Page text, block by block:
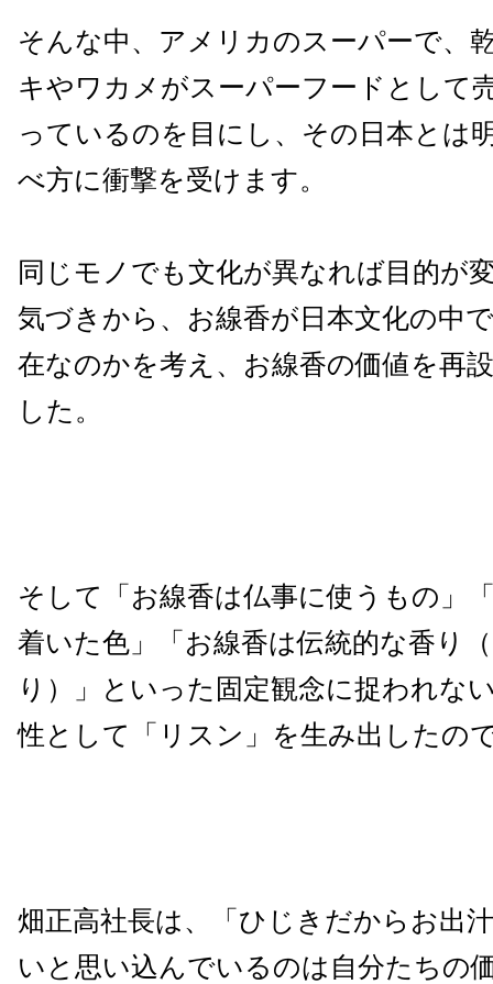
そんな中、アメリカのスーパーで、
キやワカメがスーパーフードとして
っているのを目にし、その日本とは
べ方に衝撃を受けます。
同じモノでも文化が異なれば目的が
気づきから、お線香が日本文化の中
在なのかを考え、お線香の価値を再
した。
そして「お線香は仏事に使うもの」
着いた色」「お線香は伝統的な香り
り）」といった固定観念に捉われな
性として「リスン」を生み出したの
畑正高社長は、「ひじきだからお出
いと思い込んでいるのは自分たちの